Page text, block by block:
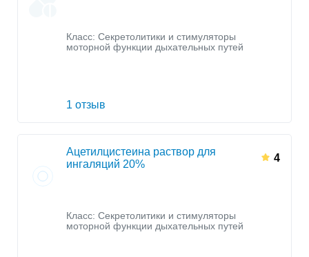
Класс: Секретолитики и стимуляторы
моторной функции дыхательных путей
1 отзыв
Ацетилцистеина раствор для
ингаляций 20%
4
Класс: Секретолитики и стимуляторы
моторной функции дыхательных путей